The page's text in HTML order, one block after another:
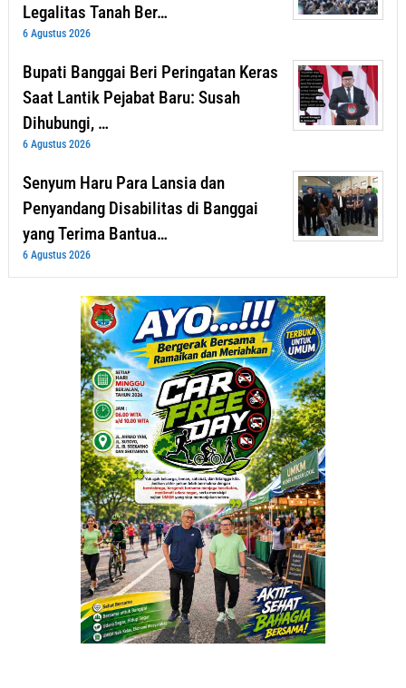
Legalitas Tanah Ber…
6 Agustus 2026
Bupati Banggai Beri Peringatan Keras
Saat Lantik Pejabat Baru: Susah
Dihubungi, …
6 Agustus 2026
Senyum Haru Para Lansia dan
Penyandang Disabilitas di Banggai
yang Terima Bantua…
6 Agustus 2026